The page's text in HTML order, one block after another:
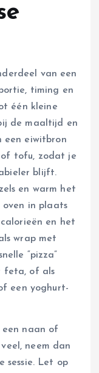
van een
timing en
één kleine
de maaltijd en
een eiwitbron
of tofu, zodat je
blijft.
en warm het
in plaats
en het
wrap met
“pizza”
feta, of als
een yoghurt-
een naan of
neem dan
sessie. Let op